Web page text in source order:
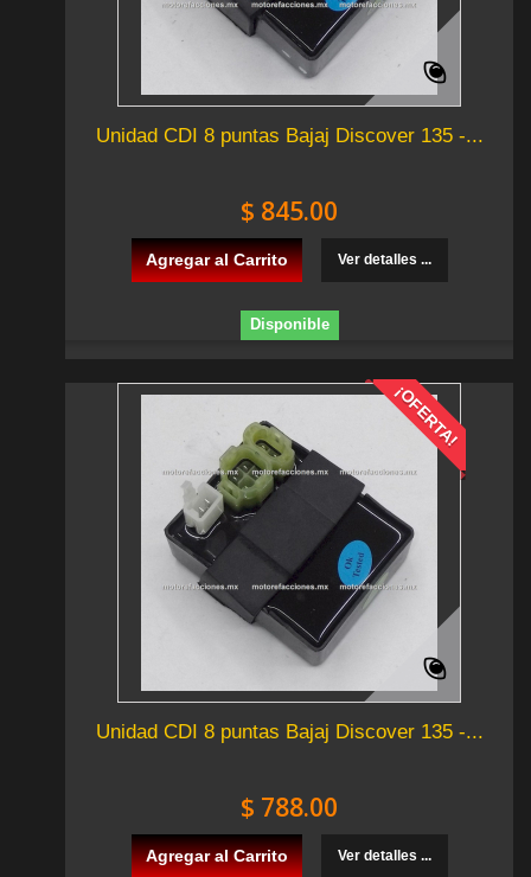
Unidad CDI 8 puntas Bajaj Discover 135 -...
$ 845.00
Agregar al Carrito Ver detalles ...
Disponible
¡OFERTA!
Unidad CDI 8 puntas Bajaj Discover 135 -...
$ 788.00
Agregar al Carrito Ver detalles ...